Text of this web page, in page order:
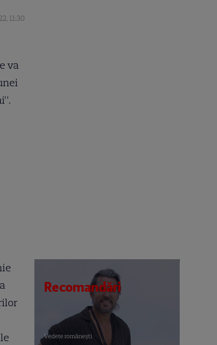
11:30
va
Recomandări
Vedete româneşti